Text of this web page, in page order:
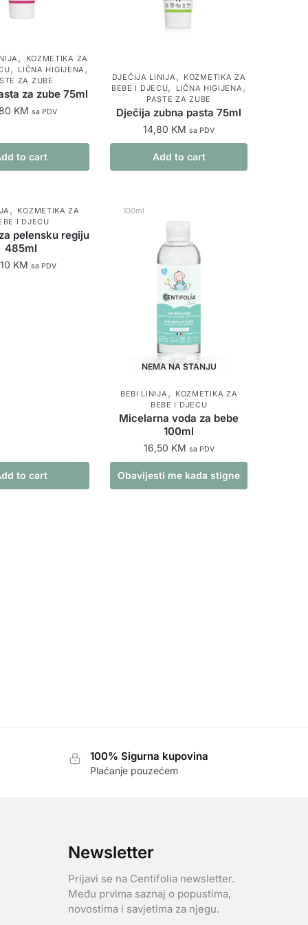
,
KOZMETIKA ZA
, LIČNA HIGIJENA ,
ZA ZUBE
za zube 75ml
KM sa PDV
to cart
DJEČIJA LINIJA ,
KOZMETIKA ZA
BEBE I DJECU, LIČNA HIGIJENA ,
PASTE ZA ZUBE
Dječija zubna pasta 75ml
14,80 KM sa PDV
Add to cart
,
KOZMETIKA ZA
I DJECU
pelensku regiju
485ml
KM sa PDV
to cart
100ml
NEMA NA STANJU
BEBI LINIJA ,
KOZMETIKA ZA
BEBE I DJECU
Micelarna voda za bebe
100ml
16,50 KM sa PDV
Obavijesti me kada stigne
100% Sigurna kupovina
Plaćanje pouzećem
Newsletter
Prijavi se na Centifolia newsletter.
Među prvima saznaj o popustima,
novostima i savjetima za njegu.